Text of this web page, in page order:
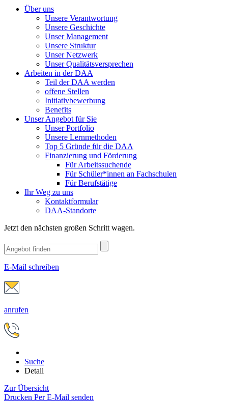
Über uns
Unsere Verantwortung
Unsere Geschichte
Unser Management
Unsere Struktur
Unser Netzwerk
Unser Qualitätsversprechen
Arbeiten in der DAA
Teil der DAA werden
offene Stellen
Initiativbewerbung
Benefits
Unser Angebot für Sie
Unser Portfolio
Unsere Lernmethoden
Top 5 Gründe für die DAA
Finanzierung und Förderung
Für Arbeitssuchende
Für Schüler*innen an Fachschulen
Für Berufstätige
Ihr Weg zu uns
Kontaktformular
DAA-Standorte
Jetzt den nächsten großen Schritt wagen.
E-Mail schreiben
anrufen
Suche
Detail
Zur Übersicht
Drucken Per E-Mail senden